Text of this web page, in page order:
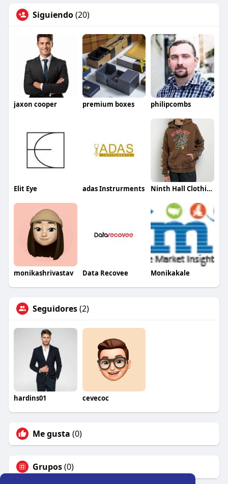
Siguiendo(20)
jaxon cooper premium boxes philipcombs
Elit Eye adas Instrurments Ninth Hall Clothing
monikashrivastav Data Recovee Monikakale
Seguidores(2)
hardins01 cevecoc
Me gusta (0)
Grupos(0)